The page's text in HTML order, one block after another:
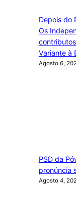
Depois do
Os
Variante à
Agosto 6,
PSD da
pronúncia
Agosto 4,